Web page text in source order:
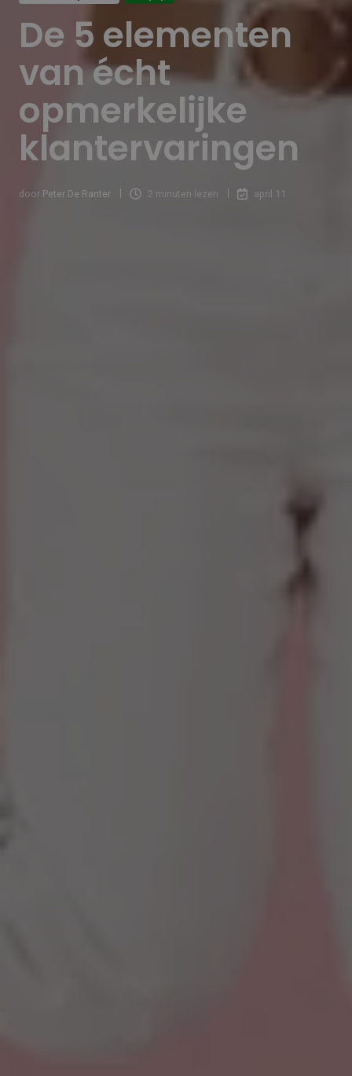
De 5 elementen
van écht
opmerkelijke
klantervaringen
door Peter De Ranter 2 minuten lezen april 11